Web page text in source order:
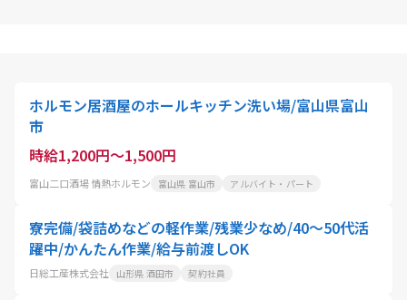
ホルモン居酒屋のホールキッチン洗い場/富山県富山
市
時給1,200円～1,500円
富山二口酒場 情熱ホルモン 富山県 富山市 アルバイト・パート
寮完備/袋詰めなどの軽作業/残業少なめ/40～50代活
躍中/かんたん作業/給与前渡しOK
日総工産株式会社 山形県 酒田市 契約社員